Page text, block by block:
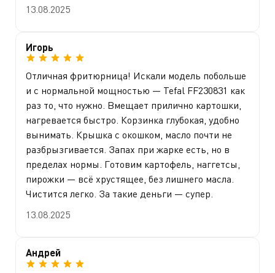
13.08.2025
Игорь
Отличная фритюрница! Искали модель побольше
и с нормальной мощностью — Tefal FF230831 как
раз то, что нужно. Вмещает прилично картошки,
нагревается быстро. Корзинка глубокая, удобно
вынимать. Крышка с окошком, масло почти не
разбрызгивается. Запах при жарке есть, но в
пределах нормы. Готовим картофель, наггетсы,
пирожки — всё хрустящее, без лишнего масла.
Чистится легко. За такие деньги — супер.
13.08.2025
Андрей